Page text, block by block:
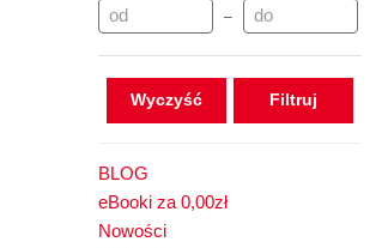
–
Wyczyść
BLOG
eBooki za 0,00zł
Nowości